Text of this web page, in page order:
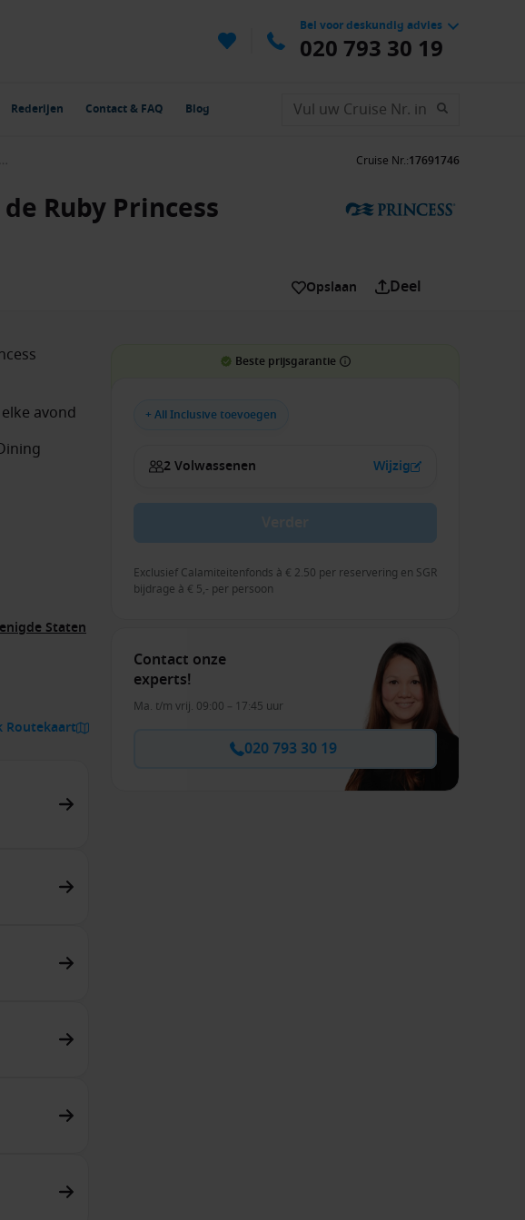
Bel voor deskundig advies
020 793 30 19
Rederijen Contact & FAQ Blog
Alaska vanaf San Francisco, Verenigde Staten met de Ruby Princess Cruise Nr.:17691746
Ruby Princess
Opslaan Deel
avond
Staten
Routekaart
Beste prijsgarantie
+ All Inclusive toevoegen
2 Volwassenen Wijzig
Exclusief Calamiteitenfonds à € 2.50 per reservering en SGR
bijdrage à € 5,- per persoon
Contact onze
experts!
Ma. t/m vrij. 09:00 – 17:45 uur
020 793 30 19